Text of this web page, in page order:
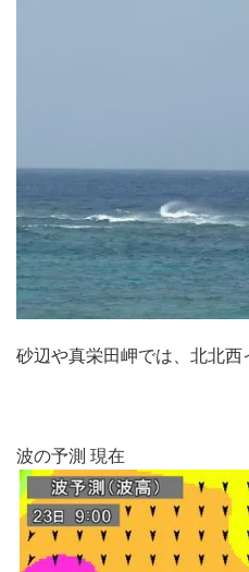
砂辺や真栄田岬では、北北西
波の予測 現在